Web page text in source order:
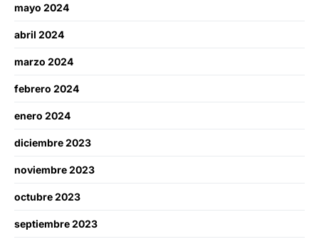
mayo 2024
abril 2024
marzo 2024
febrero 2024
enero 2024
diciembre 2023
noviembre 2023
octubre 2023
septiembre 2023